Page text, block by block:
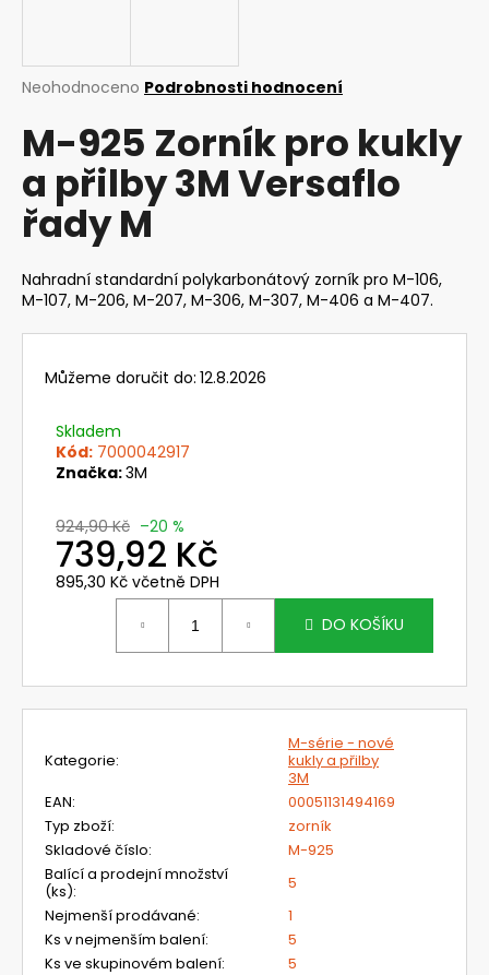
Průměrné
produktu
je
z
5
hvězdiček.
Neohodnoceno Podrobnosti hodnocení
M-925 Zorník pro kukly
a přilby 3M Versaflo
řady M
Nahradní standardní polykarbonátový zorník pro M-106,
M-107, M-206, M-207, M-306, M-307, M-406 a M-407.
Můžeme doručit do: 12.8.2026
Skladem
Kód: 7000042917
Značka:3M
924,90 Kč –20 %
739,92 Kč
895,30 Kč včetně DPH
DO KOŠÍKU
Kategorie:
M-série - nové
kukly a přilby
3M
EAN:
00051131494169
Typ zboží:
zorník
Skladové číslo:
M-925
Balící a prodejní množství
(ks):
5
Nejmenší prodávané:
1
Ks v nejmenším balení:
5
Ks ve skupinovém balení: 5
j
í
?
602E
FILTRAČNÍ
3M
VERSAFLO
535,54
Původně:
053,84